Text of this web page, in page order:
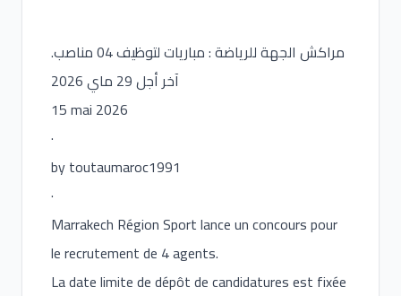
مراكش الجهة للرياضة : مباريات لتوظيف 04 مناصب.
آخر أجل 29 ماي 2026
15 mai 2026
·
by toutaumaroc1991
·
Marrakech Région Sport lance un concours pour
le recrutement de 4 agents.
La date limite de dépôt de candidatures est fixée